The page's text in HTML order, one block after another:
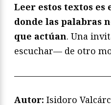
Leer estos textos
donde las palabras
que actúan. Una
escuchar— de otro
Autor: Isidoro